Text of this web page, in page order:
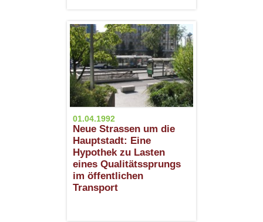
01.04.1992
Neue Strassen um die
Hauptstadt: Eine
Hypothek zu Lasten
eines Qualitätssprungs
im öffentlichen
Transport